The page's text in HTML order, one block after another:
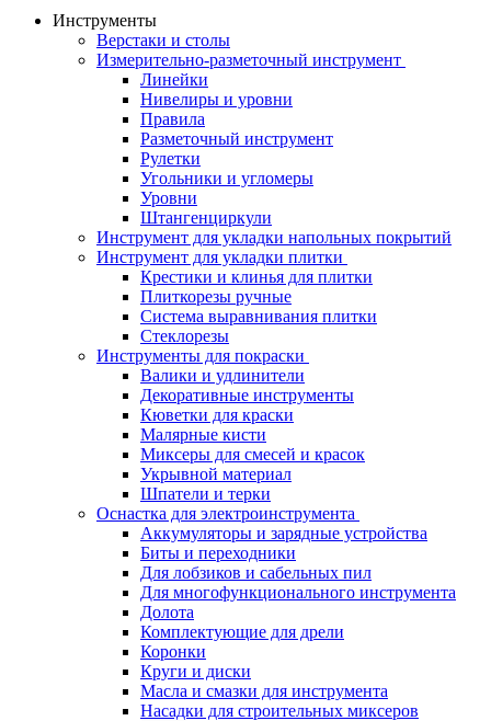
Инструменты
Верстаки и столы
Измерительно-разметочный инструмент
Линейки
Нивелиры и уровни
Правила
Разметочный инструмент
Рулетки
Угольники и угломеры
Уровни
Штангенциркули
Инструмент для укладки напольных покрытий
Инструмент для укладки плитки
Крестики и клинья для плитки
Плиткорезы ручные
Система выравнивания плитки
Стеклорезы
Инструменты для покраски
Валики и удлинители
Декоративные инструменты
Кюветки для краски
Малярные кисти
Миксеры для смесей и красок
Укрывной материал
Шпатели и терки
Оснастка для электроинструмента
Аккумуляторы и зарядные устройства
Биты и переходники
Для лобзиков и сабельных пил
Для многофункционального инструмента
Долота
Комплектующие для дрели
Коронки
Круги и диски
Масла и смазки для инструмента
Насадки для строительных миксеров